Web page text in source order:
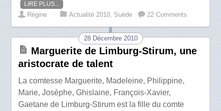
LIRE PLUS...
Régine ⋅ Actualité 2010, Suède 22 Comments
28 Décembre 2010
Marguerite de Limburg-Stirum, une
aristocrate de talent
La comtesse Marguerite, Madeleine, Philippine,
Marie, Josèphe, Ghislaine, François-Xavier,
Gaetane de Limburg-Stirum est la fille du comte